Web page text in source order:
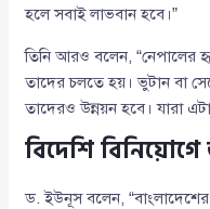
হলে সবাই লাভবান হবে।”
তিনি আরও বলেন, “নেপালের
তাদের চলতে হয়। ভুটান বা
তাদেরও উন্নয়ন হবে। যারা
বিদেশি
ড. ইউনূস বলেন, “বাংলাদেশের